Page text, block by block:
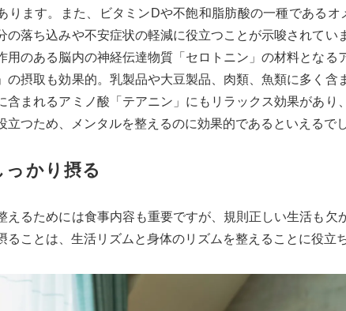
ります。また、ビタミンDや不飽和脂肪酸の一種であるオ
の落ち込みや不安症状の軽減に役立つことが示唆されてい
用のある脳内の神経伝達物質「セロトニン」の材料となる
の摂取も効果的。乳製品や大豆製品、肉類、魚類に多く含
含まれるアミノ酸「テアニン」にもリラックス効果があり
立つため、メンタルを整えるのに効果的であるといえるでし
っかり摂る
えるためには食事内容も重要ですが、規則正しい生活も欠
ることは、生活リズムと身体のリズムを整えることに役立ち